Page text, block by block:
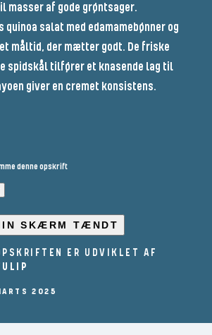
masser af gode grøntsager.
quinoa salat med edamamebønner og
måltid, der mætter godt. De friske
spidskål tilfører et knasende lag til
giver en cremet konsistens.
denne opskrift
SKÆRM TÆNDT
ER UDVIKLET AF
2025